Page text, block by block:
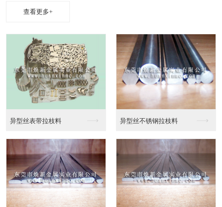
查看更多+
异性线CAD截面图 异性线截面图